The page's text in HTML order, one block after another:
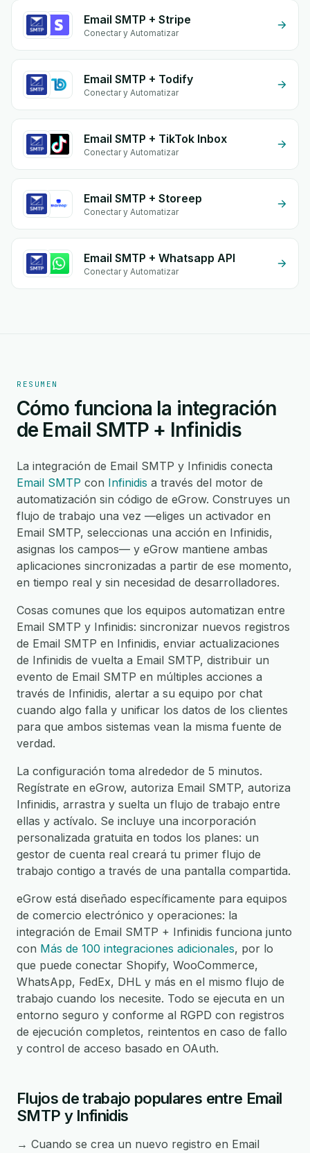
Email SMTP + Stripe
Conectar y Automatizar
Email SMTP + Todify
Conectar y Automatizar
Email SMTP + TikTok Inbox
Conectar y Automatizar
Email SMTP + Storeep
Conectar y Automatizar
Email SMTP + Whatsapp API
Conectar y Automatizar
RESUMEN
Cómo funciona la integración
de Email SMTP + Infinidis
La integración de Email SMTP y Infinidis conecta
Email SMTP con Infinidis a través del motor de
automatización sin código de eGrow. Construyes un
flujo de trabajo una vez —eliges un activador en
Email SMTP, seleccionas una acción en Infinidis,
asignas los campos— y eGrow mantiene ambas
aplicaciones sincronizadas a partir de ese momento,
en tiempo real y sin necesidad de desarrolladores.
Cosas comunes que los equipos automatizan entre
Email SMTP y Infinidis: sincronizar nuevos registros
de Email SMTP en Infinidis, enviar actualizaciones
de Infinidis de vuelta a Email SMTP, distribuir un
evento de Email SMTP en múltiples acciones a
través de Infinidis, alertar a su equipo por chat
cuando algo falla y unificar los datos de los clientes
para que ambos sistemas vean la misma fuente de
verdad.
La configuración toma alrededor de 5 minutos.
Regístrate en eGrow, autoriza Email SMTP, autoriza
Infinidis, arrastra y suelta un flujo de trabajo entre
ellas y actívalo. Se incluye una incorporación
personalizada gratuita en todos los planes: un
gestor de cuenta real creará tu primer flujo de
trabajo contigo a través de una pantalla compartida.
eGrow está diseñado específicamente para equipos
de comercio electrónico y operaciones: la
integración de Email SMTP + Infinidis funciona junto
con Más de 100 integraciones adicionales, por lo
que puede conectar Shopify, WooCommerce,
WhatsApp, FedEx, DHL y más en el mismo flujo de
trabajo cuando los necesite. Todo se ejecuta en un
entorno seguro y conforme al RGPD con registros
de ejecución completos, reintentos en caso de fallo
y control de acceso basado en OAuth.
Flujos de trabajo populares entre Email
SMTP y Infinidis
→ Cuando se crea un nuevo registro en Email